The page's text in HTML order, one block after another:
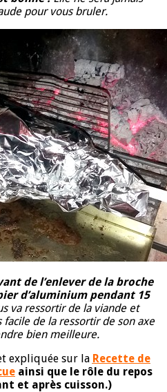
pour vous bruler.
de l’enlever de la broche
d’aluminium pendant 15
va ressortir de la viande et
facile de la ressortir de son axe
bien meilleure.
expliquée sur la Recette de
ainsi que le rôle du repos
et après cuisson.)